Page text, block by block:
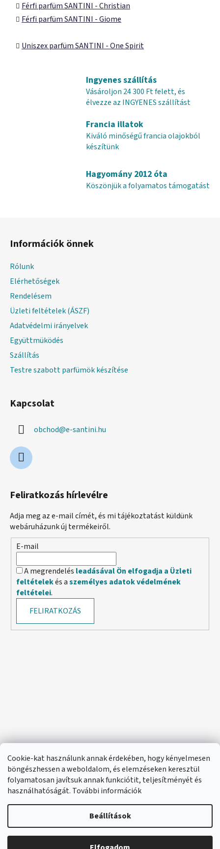
Cookie-kat használunk annak érdekében, hogy kényelmesen
böngészhessen a weboldalom, és elemzéseken keresztül
folyamatosan javítsuk annak funkciótit, teljesítményét és
használhatóságát. További információk
Beállítások
Férfi parfüm SANTINI - Christian
Férfi parfüm SANTINI - Giome
Uniszex parfüm SANTINI - One Spirit
Ingyenes szállítás
Vásároljon 24 300 Ft felett, és
élvezze az INGYENES szállítást
Francia illatok
Kiváló minőségű francia olajokból
készítünk
Hagyomány 2012 óta
Köszönjük a folyamatos támogatást
Információk önnek
Rólunk
Elérhetőségek
Rendelésem
Üzleti feltételek (ÁSZF)
Adatvédelmi irányelvek
Együttmüködés
Szállítás
Testre szabott parfümök készítése
Kapcsolat
obchod@e-santini.hu
Feliratkozás hírlevélre
Adja meg az e-mail címét, és mi tájékoztatást küldünk
webáruházunk új termékeiről.
E-mail
A megrendelés leadásával Ön elfogadja a Üzleti
feltételekés aszemélyes adatok védelmének
feltételei.
FELIRATKOZÁS